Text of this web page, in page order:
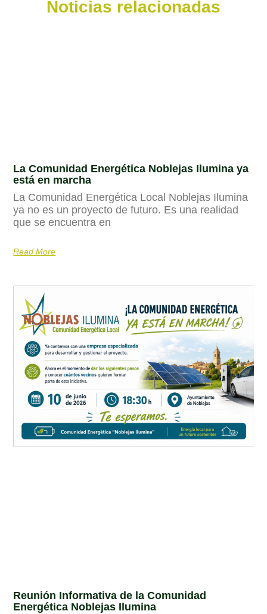
Noticias relacionadas
La Comunidad Energética Noblejas Ilumina ya
está en marcha
La Comunidad Energética Local Noblejas Ilumina
ya no es un proyecto de futuro. Es una realidad
que se encuentra en
Read More
Reunión Informativa de la Comunidad
Energética Noblejas Ilumina